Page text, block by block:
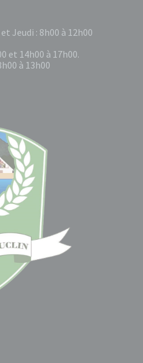
Jeudi : 8h00 à 12h00
et 14h00 à 17h00.
à 13h00